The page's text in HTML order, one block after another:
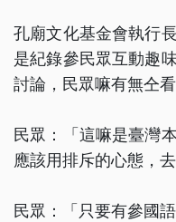
孔廟文化基金會執行
是紀錄參民眾互動趣
討論，民眾嘛有無仝看
民眾：「這嘛是臺灣
應該用排斥的心態，
民眾：「只要有參國